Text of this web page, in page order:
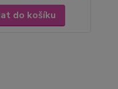
do košíku